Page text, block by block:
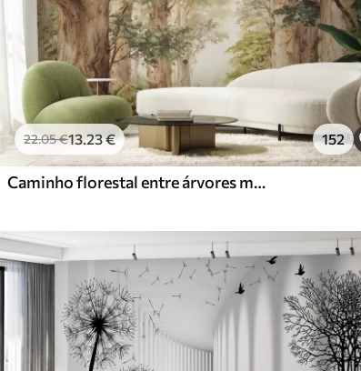
22.05€13.23€ 152
Caminho florestal entre árvores majestosas em estilo aquarela